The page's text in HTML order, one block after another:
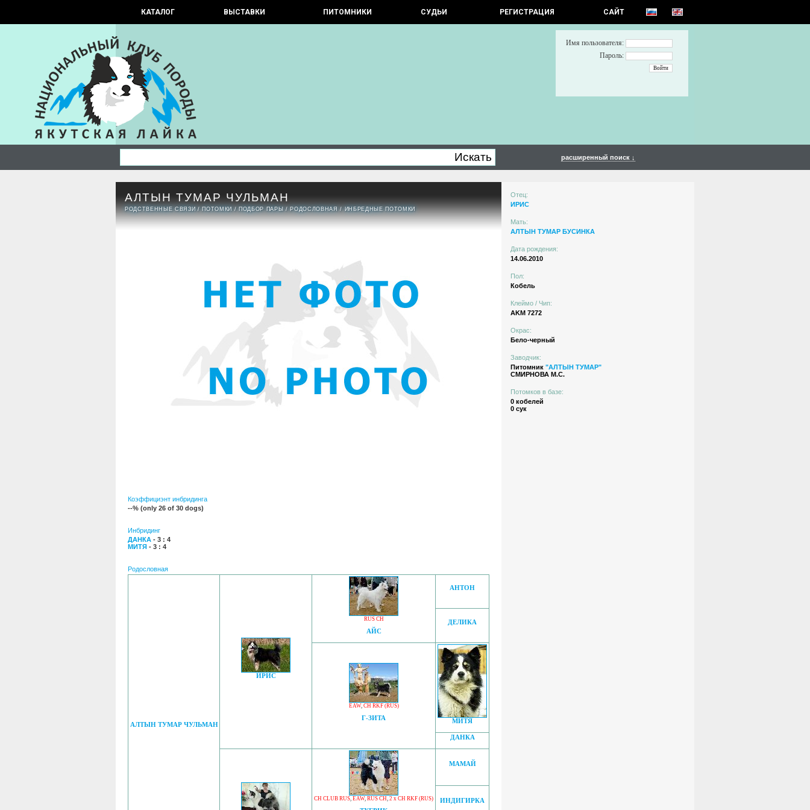
КАТАЛОГ ВЫСТАВКИ ПИТОМНИКИ СУДЬИ РЕГИСТРАЦИЯ САЙТ
Имя пользователя:
Пароль:
расширенный поиск ↓
АЛТЫН ТУМАР ЧУЛЬМАН
РОДСТВЕННЫЕ СВЯЗИ /ПОТОМКИ /ПОДБОР ПАРЫ /РОДОСЛОВНАЯ /ИНБРЕДНЫЕ ПОТОМКИ
Коэффициэнт инбридинга
--% (only 26 of 30 dogs)
Инбридинг
ДАНКА - 3 : 4
МИТЯ - 3 : 4
Родословная
АЛТЫН ТУМАР ЧУЛЬМАН
ИРИС
RUS CH
АЙС
АНТОН
ДЕЛИКА
EAW, CH RKF (RUS)
Г-ЗИТА МИТЯ
ДАНКА
CH CLUB RUS, EAW, RUS CH, 2 x CH RKF (RUS)
МАМАЙ
ИНДИГИРКА
Отец:
ИРИС
Мать:
АЛТЫН ТУМАР БУСИНКА
Дата рождения:
14.06.2010
Пол:
Кобель
Клеймо / Чип:
AKM 7272
Окрас:
Бело-черный
Заводчик:
Питомник "АЛТЫН ТУМАР"
СМИРНОВА М.С.
Потомков в базе:
0 кобелей
0 сук